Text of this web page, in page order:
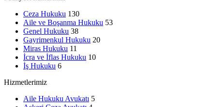
Ceza Hukuku 130
Aile ve Boşanma Hukuku 53
Genel Hukuku 38
Gayrimenkul Hukuku 20
Miras Hukuku 11
İcra ve İflas Hukuku 10
İş Hukuku 6
Hizmetlerimiz
Aile Hukuku Avukatı 5